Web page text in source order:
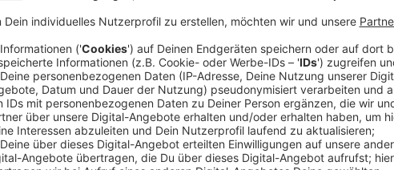
Auch die beiden Spitzenkandidaten Geisel und
Düsseldorf darüber gestritten. Herausforderer
Umweltspuren zum Jahresende abschaffen zu
Anzeige